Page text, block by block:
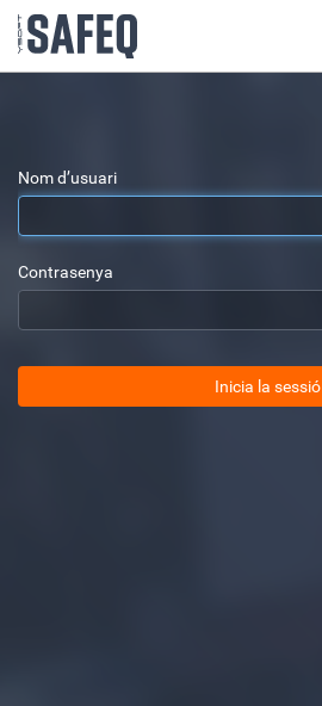
Nom d’usuari
Contrasenya
Inicia la sessió